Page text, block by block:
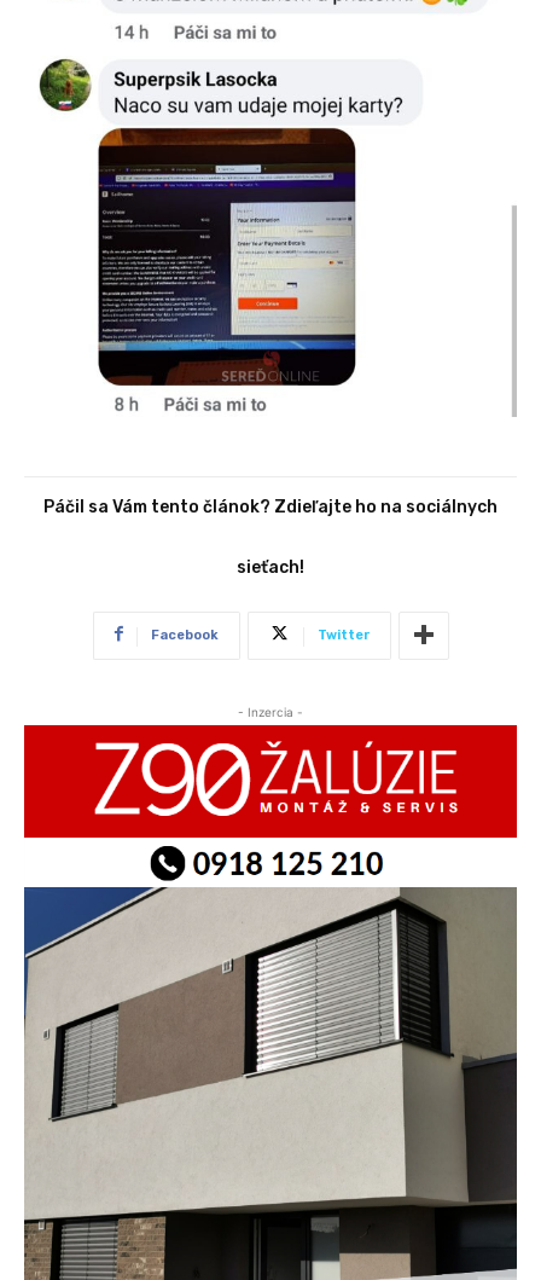
Páčil sa Vám tento článok? Zdieľajte ho na sociálnych
sieťach!
Facebook Twitter
- Inzercia -